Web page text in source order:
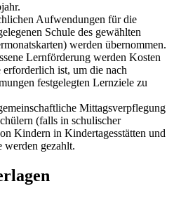
Aufwendungen für die
Schule des gewählten
werden übernommen.
Lernförderung werden Kosten
ist, um die nach
festgelegten Lernziele zu
Mittagsverpflegung
(falls in schulischer
Kindern in Kindertagesstätten und
werden gezahlt.